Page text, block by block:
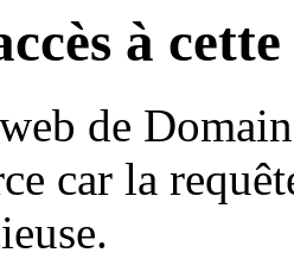
à
de
car la